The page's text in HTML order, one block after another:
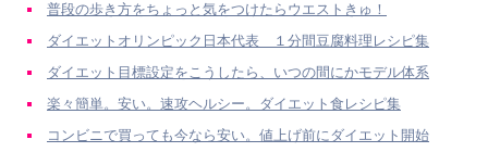
普段の歩き方をちょっと気をつけたらウエストきゅ！
ダイエットオリンピック日本代表 １分間豆腐料理レシピ集
ダイエット目標設定をこうしたら、いつの間にかモデル体系
楽々簡単。安い。速攻ヘルシー。ダイエット食レシピ集
コンビニで買っても今なら安い。値上げ前にダイエット開始